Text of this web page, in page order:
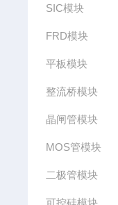
SIC模块
FRD模块
平板模块
整流桥模块
晶闸管模块
MOS管模块
二极管模块
可控硅模块